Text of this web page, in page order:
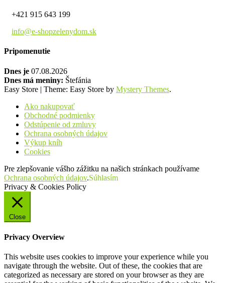
+421 915 643 199
info@e-shopzelenydom.sk
Pripomenutie
Dnes je 07.08.2026
Dnes má meniny: Štefánia
Easy Store | Theme: Easy Store by Mystery Themes.
Ako nakupovať
Obchodné podmienky
Odstúpenie od zmluvy
Ochrana osobných údajov
Výkup kníh
Cookies
Pre zlepšovanie vášho zážitku na našich stránkach používame
Ochrana osobných údajov.Súhlasím
Privacy & Cookies Policy
Close
Privacy Overview
This website uses cookies to improve your experience while you
navigate through the website. Out of these, the cookies that are
categorized as necessary are stored on your browser as they are